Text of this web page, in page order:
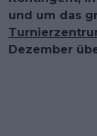
und um das
Dezember